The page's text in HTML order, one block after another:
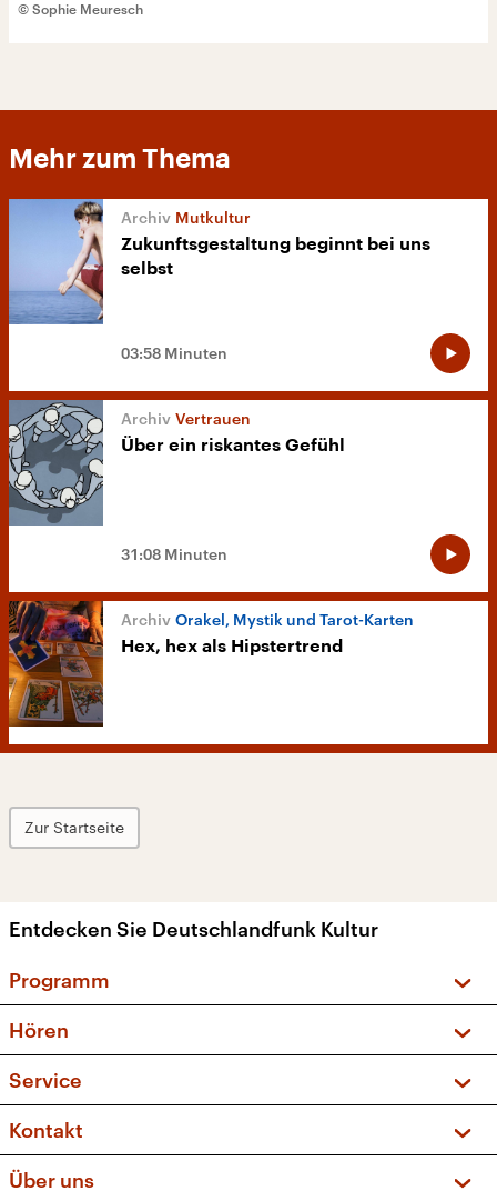
© Sophie Meuresch
Mehr zum Thema
Mutkultur
Zukunftsgestaltung beginnt bei uns
selbst
03:58 Minuten
Vertrauen
Über ein riskantes Gefühl
31:08 Minuten
Orakel, Mystik und Tarot-Karten
Hex, hex als Hipstertrend
Zur Startseite
Entdecken Sie Deutschlandfunk Kultur
Programm
Sendungen und Podcasts
Musikliste
Kakadu – Das Kinderprogramm
Hören
Frequenzen (UKW + DAB+)
Service
FAQ
Apps
Kontakt
Über uns